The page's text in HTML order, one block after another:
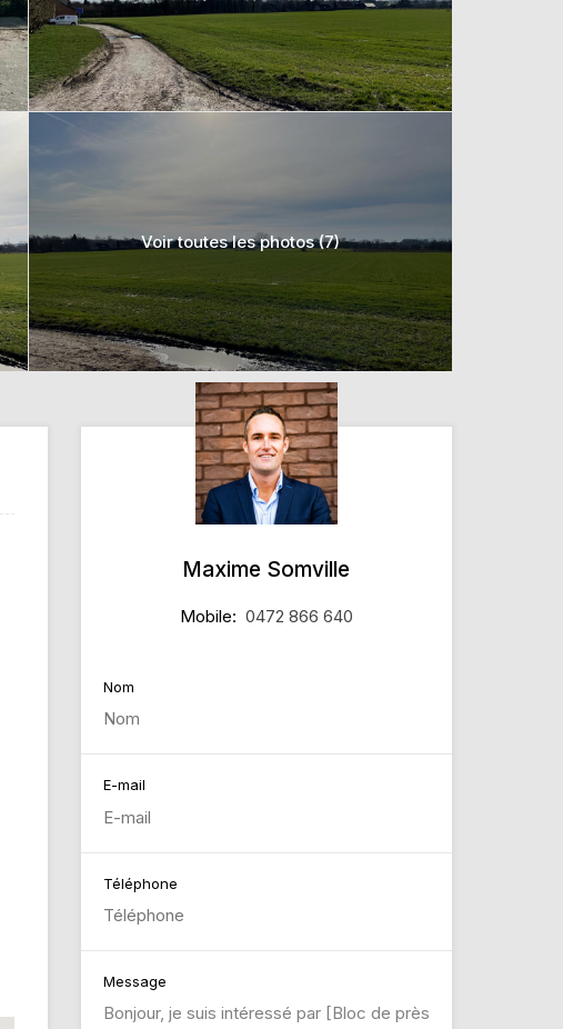
Voir toutes les photos (7)
Maxime Somville
Mobile: 0472 866 640
Nom
E-mail
Téléphone
Message